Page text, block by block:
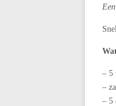
– 5
–
– 5